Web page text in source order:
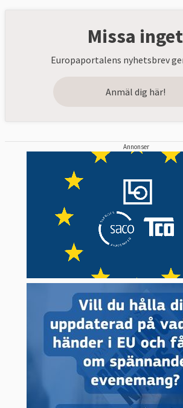
Missa inget
Europaportalens nyhetsbrev
Anmäl dig här!
Annonser